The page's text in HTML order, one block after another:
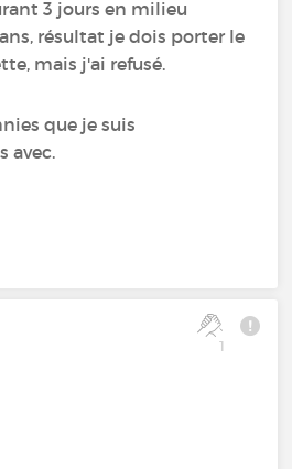
3 jours en milieu
résultat je dois porter le
mais j'ai refusé.
que je suis
avec.
1